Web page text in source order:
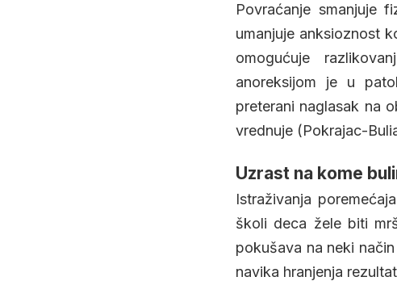
Povraćanje smanjuje
umanjuje anksioznost
omogućuje
anoreksijom je u
preterani naglasak na
vrednuje (Pokrajac-
Uzrast na kome
Istraživanja
školi deca žele biti
pokušava na neki
navika hranjenja